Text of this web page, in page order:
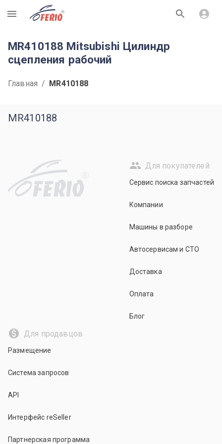
R
MR410188 Mitsubishi Цилиндр
сцепления рабочий
Главная / MR410188
MR410188
R
Для покупателей
Сервис поиска запчастей
Компании
Машины в разборе
Автосервисам и СТО
Доставка
Оплата
Блог
Для продавцов
Размещение
Система запросов
API
Интерфейс reSeller
Партнерская программа